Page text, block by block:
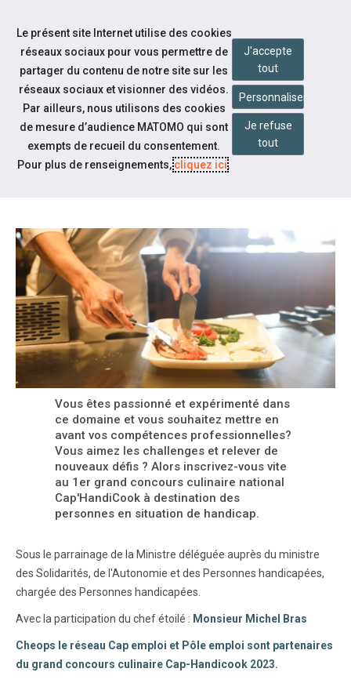
Aller au contenu
Notre actualité
GRAND CONCOURS CULINAIRE
Vous êtes passionné et expérimenté dans
ce domaine et vous souhaitez mettre en
avant vos compétences professionnelles?
Vous aimez les challenges et relever de
nouveaux défis ? Alors inscrivez-vous vite
au 1er grand concours culinaire national
Cap'HandiCook à destination des
personnes en situation de handicap.
Sous le parrainage de la Ministre déléguée auprès du ministre
des Solidarités, de l'Autonomie et des Personnes handicapées,
chargée des Personnes handicapées.
Avec la participation du chef étoilé : Monsieur Michel Bras
Cheops le réseau Cap emploi et Pôle emploi sont partenaires
du grand concours culinaire Cap-Handicook 2023.
Le présent site Internet utilise des cookies
réseaux sociaux pour vous permettre de
partager du contenu de notre site sur les
réseaux sociaux et visionner des vidéos.
Par ailleurs, nous utilisons des cookies
de mesure d’audience MATOMO qui sont
exempts de recueil du consentement.
Pour plus de renseignements,cliquez ici.
J'accepte
tout
Personnaliser
Je refuse
tout